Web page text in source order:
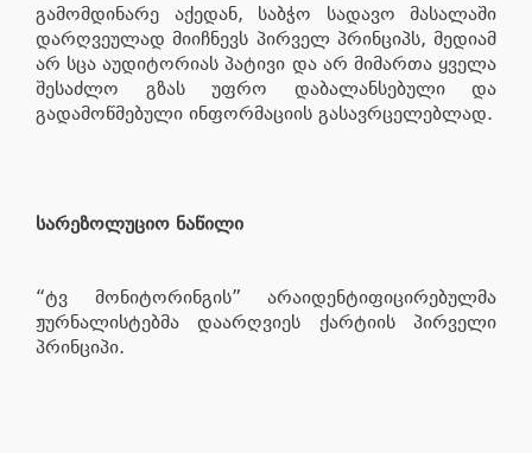
გამომდინარე აქედან, საბჭო სადავო მასალაში
დარღვეულად მიიჩნევს პირველ პრინციპს, მედიამ
არ სცა აუდიტორიას პატივი და არ მიმართა ყველა
შესაძლო გზას უფრო დაბალანსებული და
გადამოწმებული ინფორმაციის გასავრცელებლად.
სარეზოლუციო ნაწილი
“ტვ მონიტორინგის” არაიდენტიფიცირებულმა
ჟურნალისტებმა დაარღვიეს ქარტიის პირველი
პრინციპი.